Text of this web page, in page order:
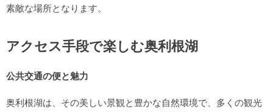
素敵な場所となります。
アクセス手段で楽しむ奥利根湖
公共交通の便と魅力
奥利根湖は、その美しい景観と豊かな自然環境で、多くの観光